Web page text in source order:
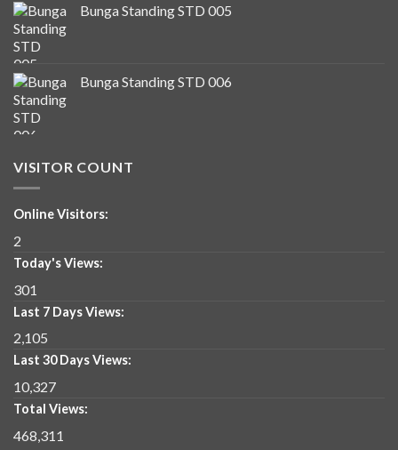
Bunga Standing STD 005
Bunga Standing STD 006
VISITOR COUNT
Online Visitors:
2
Today's Views:
301
Last 7 Days Views:
2,105
Last 30 Days Views:
10,327
Total Views:
468,311